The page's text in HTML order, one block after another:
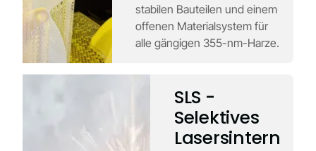
stabilen Bauteilen und einem
offenen Materialsystem für
alle gängigen 355-nm-Harze.
SLS -
Selektives
Lasersintern